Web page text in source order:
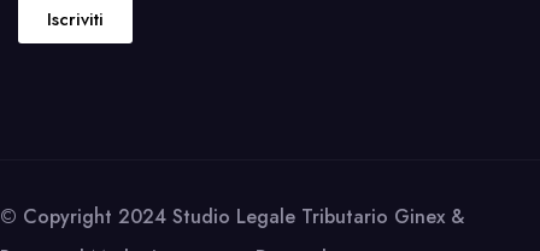
Iscriviti
© Copyright 2024 Studio Legale Tributario Ginex &